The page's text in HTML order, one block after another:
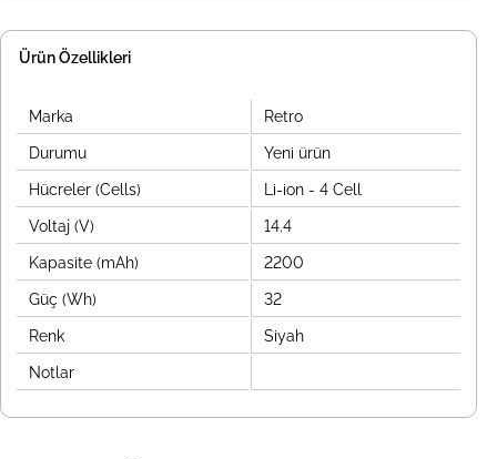
Ürün Özellikleri
Marka Retro
Durumu Yeni ürün
Hücreler (Cells) Li-ion - 4 Cell
Voltaj (V) 14.4
Kapasite (mAh) 2200
Güç (Wh) 32
Renk Siyah
Notlar